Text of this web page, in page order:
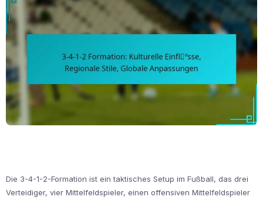
Die 3-4-1-2-Formation ist ein taktisches Setup im Fußball, das drei
Verteidiger, vier Mittelfeldspieler, einen offensiven Mittelfeldspieler